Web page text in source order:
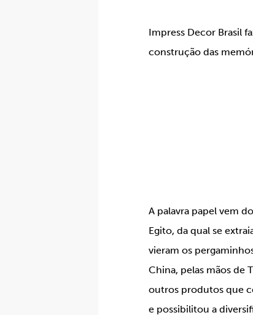
Impress Decor Brasil
construção das
A palavra papel vem
Egito, da qual se
vieram os
China, pelas mãos de
outros produtos que
e possibilitou a